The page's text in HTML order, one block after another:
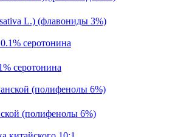
L.) (флавониды 3%)
серотонина
(полифенолы 6%)